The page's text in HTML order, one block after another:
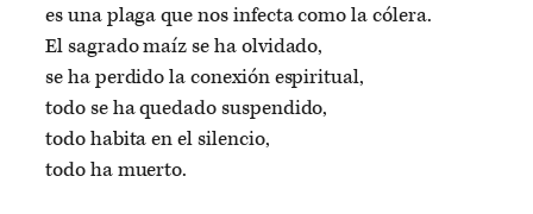
es una plaga que nos infecta como la cólera.
El sagrado maíz se ha olvidado,
se ha perdido la conexión espiritual,
todo se ha quedado suspendido,
todo habita en el silencio,
todo ha muerto.